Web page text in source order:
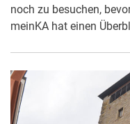
noch zu besuchen,
meinKA hat einen